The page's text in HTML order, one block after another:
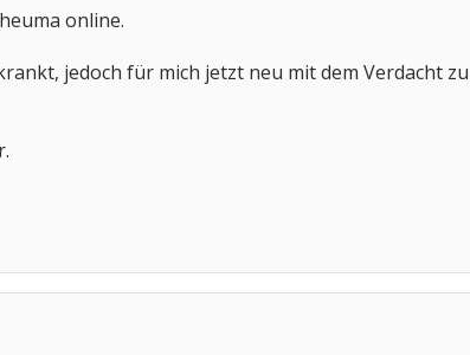
online.
jedoch für mich jetzt neu mit dem Verdacht